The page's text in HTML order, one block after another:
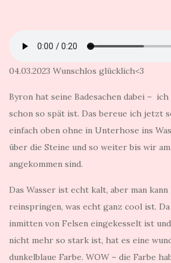
04.03.2023 Wunschlos glücklich<3
Byron hat seine Badesachen dabei –
schon so spät ist. Das bereue ich jetzt
einfach oben ohne in Unterhose ins
über die Steine und so weiter bis wir
angekommen sind.
Das Wasser ist echt kalt, aber man
reinspringen, was echt ganz cool ist.
inmitten von Felsen eingekesselt ist
nicht mehr so stark ist, hat es eine
dunkelblaue Farbe. WOW – die Farbe